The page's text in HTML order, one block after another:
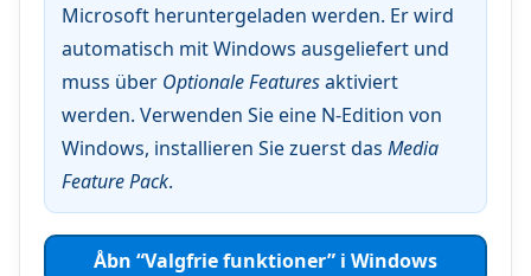
Microsoft heruntergeladen werden. Er wird
automatisch mit Windows ausgeliefert und
muss über Optionale Featuresaktiviert
werden. Verwenden Sie eine N-Edition von
Windows, installieren Sie zuerst das Media
Feature Pack.
Åbn “Valgfrie funktioner” i Windows